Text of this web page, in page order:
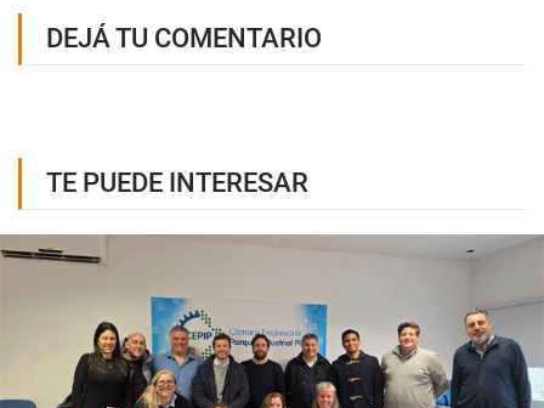
DEJÁ TU COMENTARIO
TE PUEDE INTERESAR